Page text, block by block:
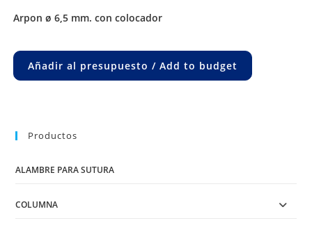
arpon ø 6,5 mm. con colocador
Añadir al presupuesto / Add to budget
Productos
ALAMBRE PARA SUTURA
COLUMNA